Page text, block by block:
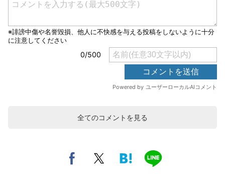
全てのコメントを見る